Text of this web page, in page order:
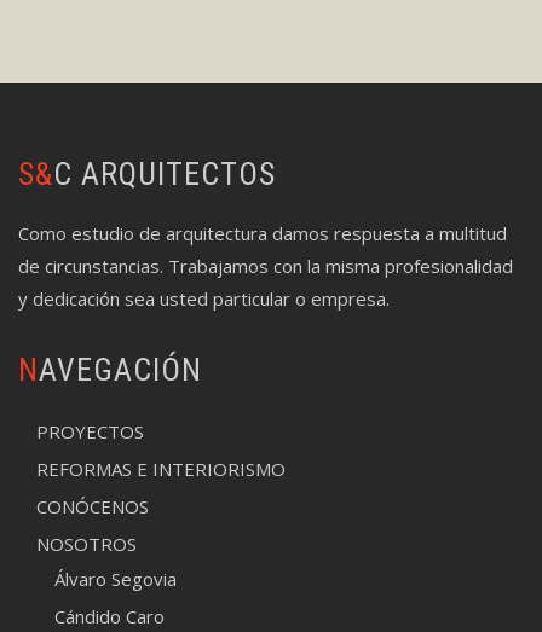
S&C ARQUITECTOS
Como estudio de arquitectura damos respuesta a multitud
de circunstancias. Trabajamos con la misma profesionalidad
y dedicación sea usted particular o empresa.
NAVEGACIÓN
PROYECTOS
REFORMAS E INTERIORISMO
CONÓCENOS
NOSOTROS
Álvaro Segovia
Cándido Caro